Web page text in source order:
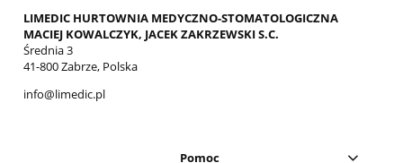
LIMEDIC HURTOWNIA MEDYCZNO-STOMATOLOGICZNA
MACIEJ KOWALCZYK, JACEK ZAKRZEWSKI S.C.
Średnia 3
41-800 Zabrze, Polska
info@limedic.pl
Pomoc